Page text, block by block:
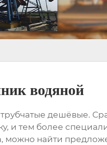
водяной
дешёвые.
и тем более
можно найти